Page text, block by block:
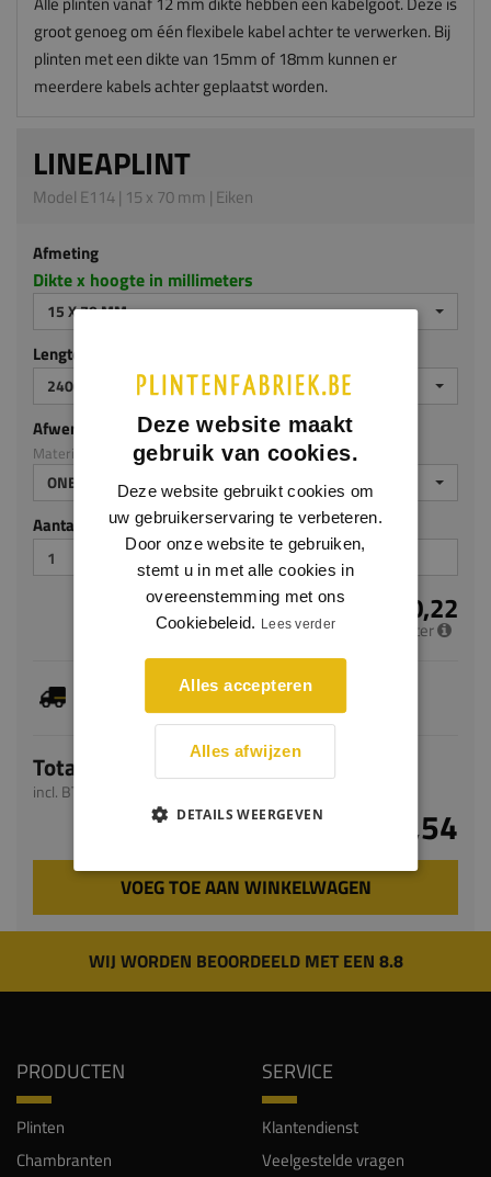
groot genoeg om één flexibele kabel achter te verwerken. Bij
plinten met een dikte van 15mm of 18mm kunnen er
meerdere kabels achter geplaatst worden.
LINEAPLINT
Model E114 | 15 x 70 mm | Eiken
Afmeting
Dikte x hoogte in millimeters
15 X 70 MM
Lengte (mm)
2400
Afwerking
Materiaal: Eiken
ONBEHANDELD
Aantal stuks
€ 10,22
per meter
Je hebt gekozen voor maatwerk, de verwachte
levertijd bedraagt 4-6 werkdagen
Totaal
incl. BTW
€ 24,54
VOEG TOE AAN WINKELWAGEN
WIJ WORDEN BEOORDEELD MET EEN 8.8
PRODUCTEN
Plinten
Chambranten
SERVICE
Klantendienst
Veelgestelde vragen
Deze website maakt
gebruik van cookies.
Deze website gebruikt cookies om
uw gebruikerservaring te verbeteren.
Door onze website te gebruiken,
stemt u in met alle cookies in
overeenstemming met ons
Cookiebeleid. Lees verder
Alles accepteren
Alles afwijzen
DETAILS WEERGEVEN